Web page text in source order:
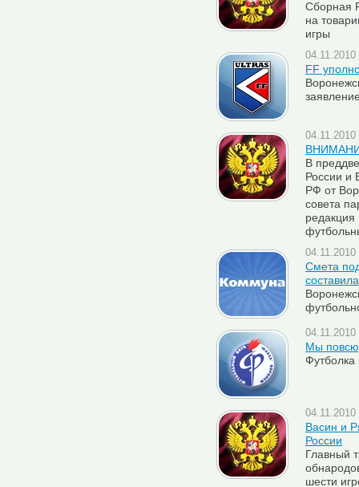
Сборная
на
игры
FF
В
России и
РФ от
совета
редакция
Смета
Мы
Футболка
Васин и
России
Главный
шести